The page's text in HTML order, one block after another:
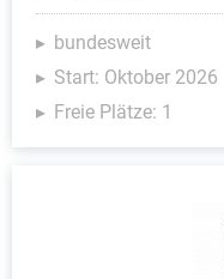
bundesweit
Start: Oktober 2026
Freie Plätze: 1